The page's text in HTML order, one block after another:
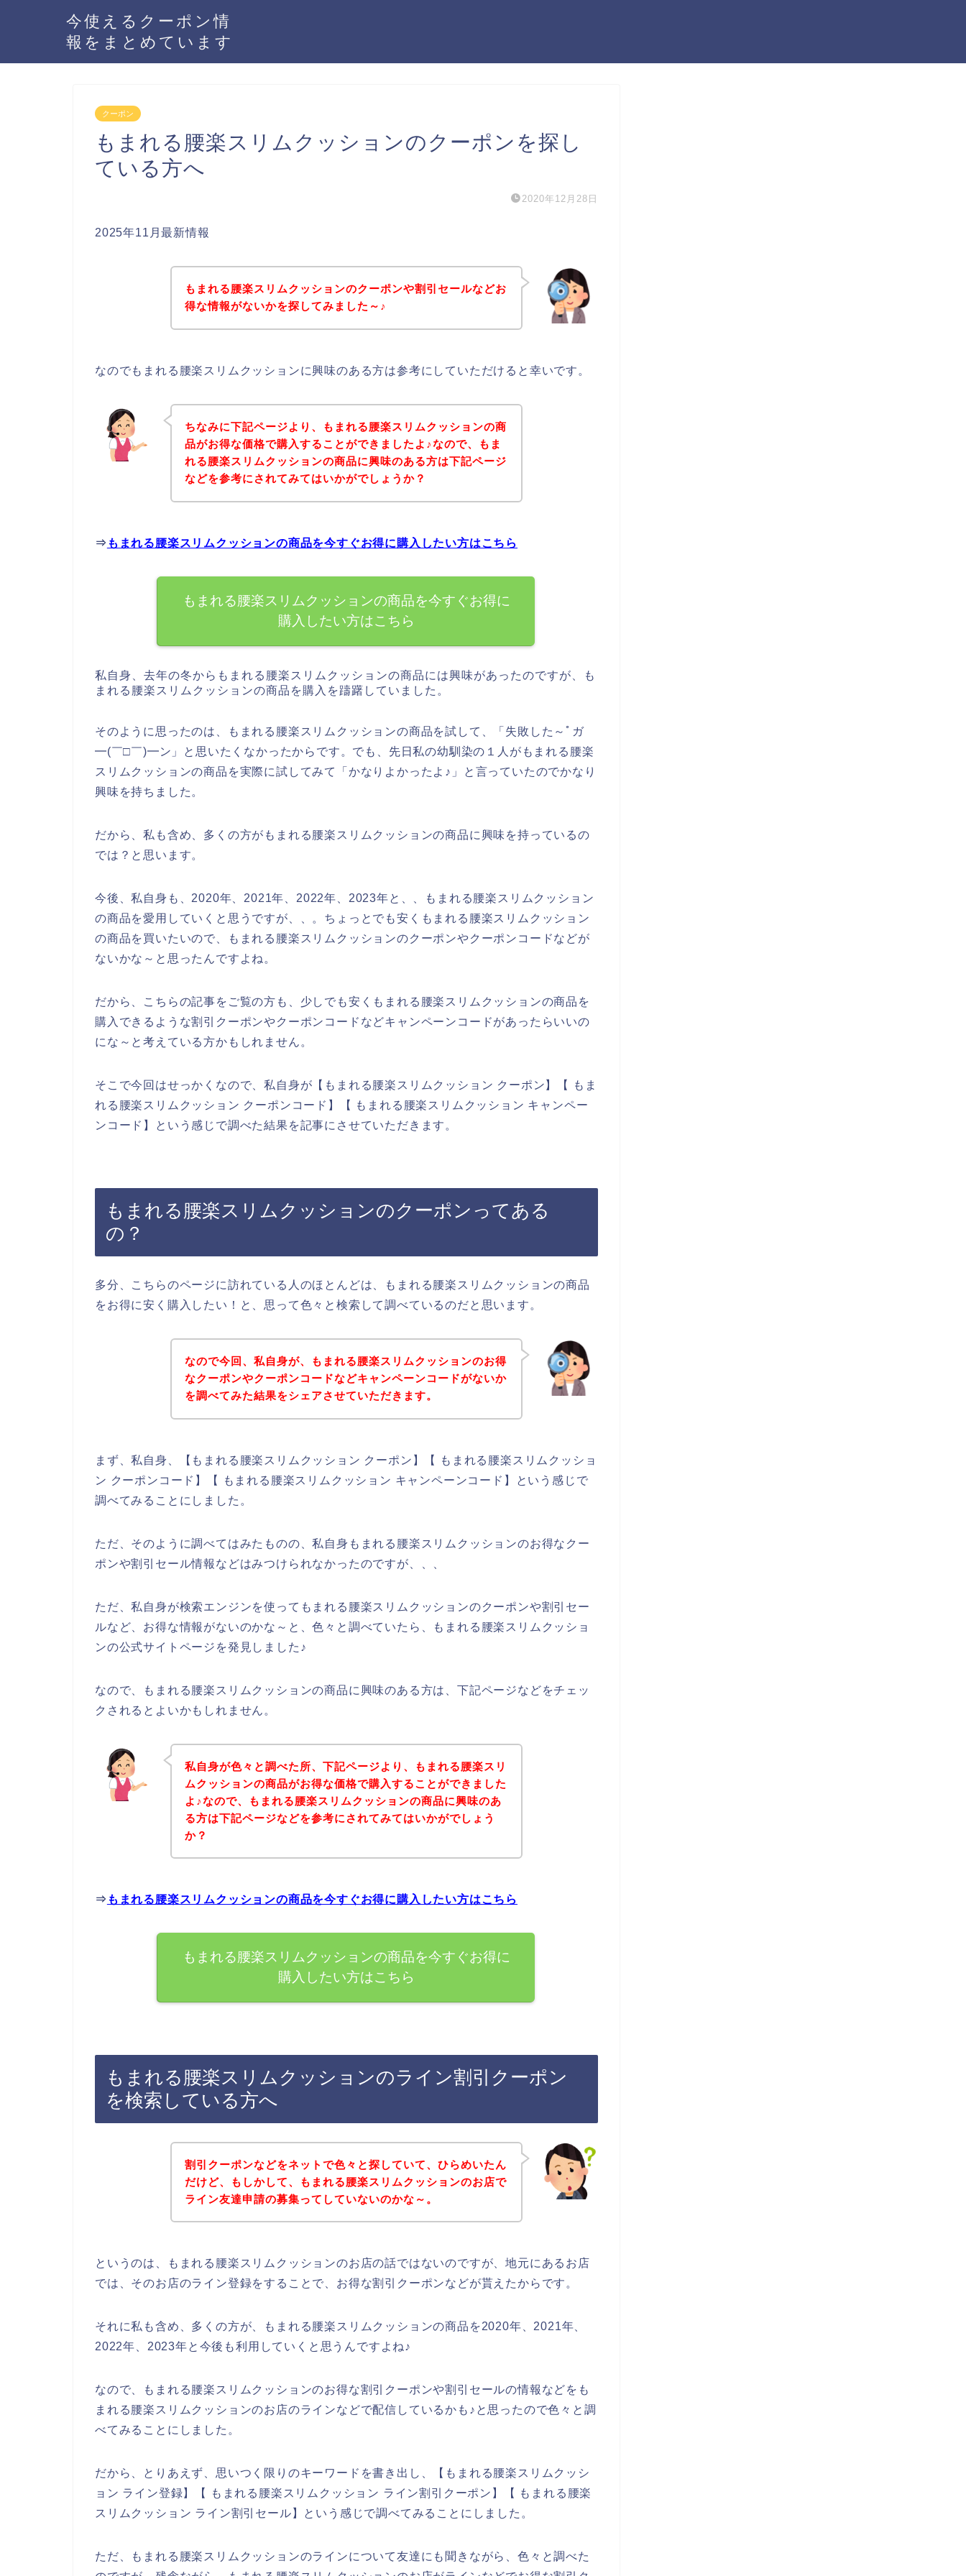
今使えるクーポン情
報をまとめています
クーポン
もまれる腰楽スリムクッションのクーポンを探し
ている方へ
2020年12月28日
2025年11月最新情報
もまれる腰楽スリムクッションのクーポンや割引セールなどお
得な情報がないかを探してみました～♪
なのでもまれる腰楽スリムクッションに興味のある方は参考にしていただけると幸いです。
ちなみに下記ページより、もまれる腰楽スリムクッションの商
品がお得な価格で購入することができましたよ♪なので、もま
れる腰楽スリムクッションの商品に興味のある方は下記ページ
などを参考にされてみてはいかがでしょうか？
⇒ もまれる腰楽スリムクッションの商品を今すぐお得に購入したい方はこちら
もまれる腰楽スリムクッションの商品を今すぐお得に
購入したい方はこちら
私自身、去年の冬からもまれる腰楽スリムクッションの商品には興味があったのですが、も
まれる腰楽スリムクッションの商品を購入を躊躇していました。
そのように思ったのは、もまれる腰楽スリムクッションの商品を試して、「失敗した～ﾟガ
━(￣□￣)━ン」と思いたくなかったからです。でも、先日私の幼馴染の１人がもまれる腰楽
スリムクッションの商品を実際に試してみて「かなりよかったよ♪」と言っていたのでかなり
興味を持ちました。
だから、私も含め、多くの方がもまれる腰楽スリムクッションの商品に興味を持っているの
では？と思います。
今後、私自身も、2020年、2021年、2022年、2023年と、、もまれる腰楽スリムクッション
の商品を愛用していくと思うですが、、。ちょっとでも安くもまれる腰楽スリムクッション
の商品を買いたいので、もまれる腰楽スリムクッションのクーポンやクーポンコードなどが
ないかな～と思ったんですよね。
だから、こちらの記事をご覧の方も、少しでも安くもまれる腰楽スリムクッションの商品を
購入できるような割引クーポンやクーポンコードなどキャンペーンコードがあったらいいの
にな～と考えている方かもしれません。
そこで今回はせっかくなので、私自身が【もまれる腰楽スリムクッション クーポン】【 もま
れる腰楽スリムクッション クーポンコード】【 もまれる腰楽スリムクッション キャンペー
ンコード】という感じで調べた結果を記事にさせていただきます。
もまれる腰楽スリムクッションのクーポンってある
の？
多分、こちらのページに訪れている人のほとんどは、もまれる腰楽スリムクッションの商品
をお得に安く購入したい！と、思って色々と検索して調べているのだと思います。
なので今回、私自身が、もまれる腰楽スリムクッションのお得
なクーポンやクーポンコードなどキャンペーンコードがないか
を調べてみた結果をシェアさせていただきます。
まず、私自身、【もまれる腰楽スリムクッション クーポン】【 もまれる腰楽スリムクッショ
ン クーポンコード】【 もまれる腰楽スリムクッション キャンペーンコード】という感じで
調べてみることにしました。
ただ、そのように調べてはみたものの、私自身もまれる腰楽スリムクッションのお得なクー
ポンや割引セール情報などはみつけられなかったのですが、、、
ただ、私自身が検索エンジンを使ってもまれる腰楽スリムクッションのクーポンや割引セー
ルなど、お得な情報がないのかな～と、色々と調べていたら、もまれる腰楽スリムクッショ
ンの公式サイトページを発見しました♪
なので、もまれる腰楽スリムクッションの商品に興味のある方は、下記ページなどをチェッ
クされるとよいかもしれません。
私自身が色々と調べた所、下記ページより、もまれる腰楽スリ
ムクッションの商品がお得な価格で購入することができました
よ♪なので、もまれる腰楽スリムクッションの商品に興味のあ
る方は下記ページなどを参考にされてみてはいかがでしょう
か？
⇒ もまれる腰楽スリムクッションの商品を今すぐお得に購入したい方はこちら
もまれる腰楽スリムクッションの商品を今すぐお得に
購入したい方はこちら
もまれる腰楽スリムクッションのライン割引クーポン
を検索している方へ
割引クーポンなどをネットで色々と探していて、ひらめいたん
だけど、もしかして、もまれる腰楽スリムクッションのお店で
ライン友達申請の募集ってしていないのかな～。
というのは、もまれる腰楽スリムクッションのお店の話ではないのですが、地元にあるお店
では、そのお店のライン登録をすることで、お得な割引クーポンなどが貰えたからです。
それに私も含め、多くの方が、もまれる腰楽スリムクッションの商品を2020年、2021年、
2022年、2023年と今後も利用していくと思うんですよね♪
なので、もまれる腰楽スリムクッションのお得な割引クーポンや割引セールの情報などをも
まれる腰楽スリムクッションのお店のラインなどで配信しているかも♪と思ったので色々と調
べてみることにしました。
だから、とりあえず、思いつく限りのキーワードを書き出し、【もまれる腰楽スリムクッシ
ョン ライン登録】【 もまれる腰楽スリムクッション ライン割引クーポン】【 もまれる腰楽
スリムクッション ライン割引セール】という感じで調べてみることにしました。
ただ、もまれる腰楽スリムクッションのラインについて友達にも聞きながら、色々と調べた